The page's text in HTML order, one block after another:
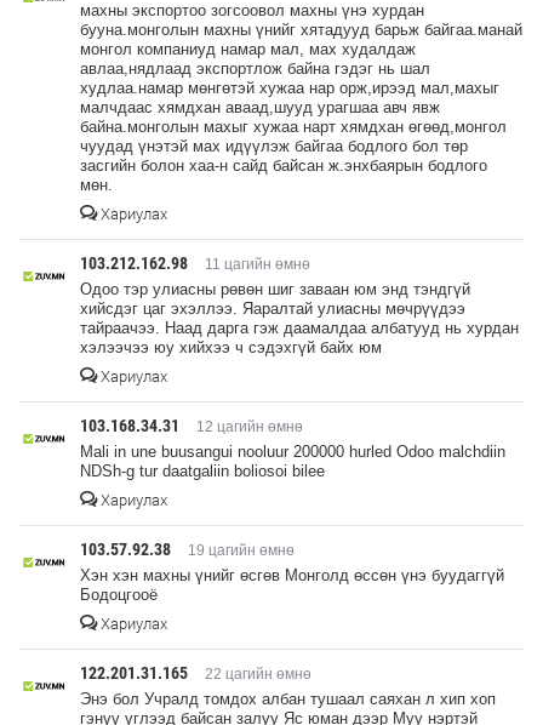
махны экспортоо зогсоовол махны үнэ хурдан
бууна.монголын махны үнийг хятадууд барьж байгаа.манай
монгол компаниуд намар мал, мах худалдаж
авлаа,нядлаад экспортлож байна гэдэг нь шал
худлаа.намар мөнгөтэй хужаа нар орж,ирээд мал,махыг
малчдаас хямдхан аваад,шууд урагшаа авч явж
байна.монголын махыг хужаа нарт хямдхан өгөөд,монгол
чуудад үнэтэй мах идүүлэж байгаа бодлого бол төр
засгийн болон хаа-н сайд байсан ж.энхбаярын бодлого
мөн.
Хариулах
103.212.162.98 11 цагийн өмнө
Одоо тэр улиасны рөвөн шиг заваан юм энд тэндгүй
хийсдэг цаг эхэллээ. Яаралтай улиасны мөчрүүдээ
тайраачээ. Наад дарга гэж даамалдаа албатууд нь хурдан
хэлээчээ юу хийхээ ч сэдэхгүй байх юм
Хариулах
103.168.34.31 12 цагийн өмнө
Mali in une buusangui nooluur 200000 hurled Odoo malchdiin
NDSh-g tur daatgaliin boliosoi bilee
Хариулах
103.57.92.38 19 цагийн өмнө
Хэн хэн махны үнийг өсгөв Монголд өссөн үнэ буудаггүй
Бодоцгооё
Хариулах
122.201.31.165 22 цагийн өмнө
Энэ бол Учралд томдох албан тушаал саяхан л хип хоп
гэнүү үглээд байсан залуу Яс юман дээр Муу нэртэй